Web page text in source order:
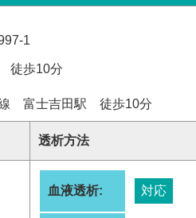
1
徒歩10分
富士吉田駅 徒歩10分
透析方法
血液透析: 対応